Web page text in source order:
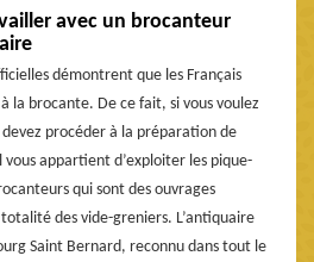
avec un brocanteur
démontrent que les Français
la brocante. De ce fait, si vous voulez
procéder à la préparation de
appartient d’exploiter les pique-
qui sont des ouvrages
des vide-greniers. L’antiquaire
Saint Bernard, reconnu dans tout le